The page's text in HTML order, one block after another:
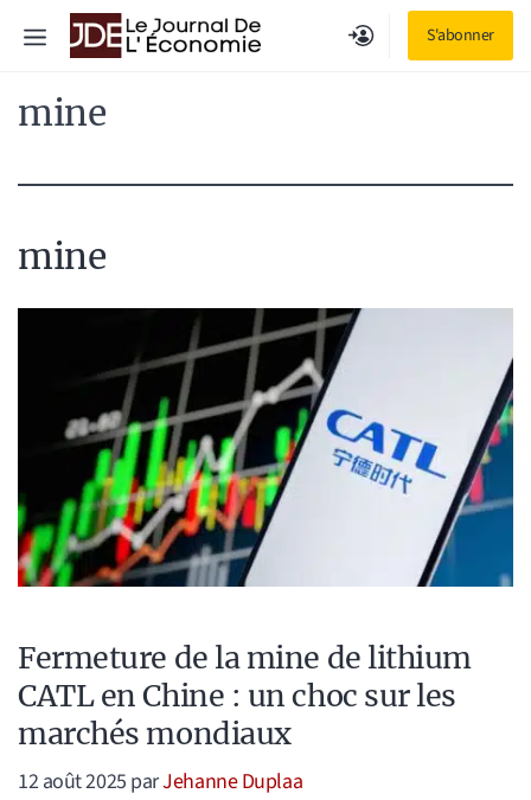
S'abonner
Menu
mine
mine
Fermeture de la mine de lithium
CATL en Chine : un choc sur les
marchés mondiaux
12 août 2025 parJehanne Duplaa